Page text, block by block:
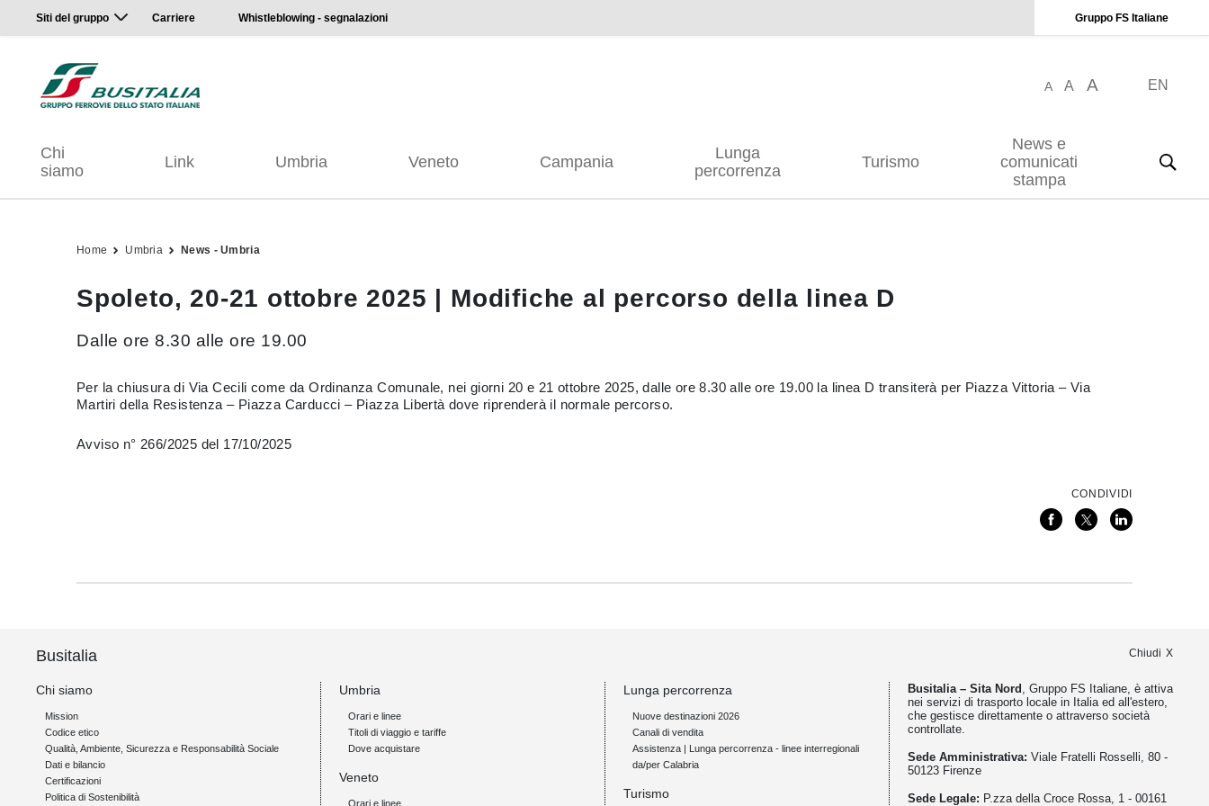
Siti del gruppo Carriere Whistleblowing - segnalazioni Gruppo FS Italiane
A A A EN
Chi
siamo
Link Umbria Veneto Campania
Lunga
percorrenza
Turismo
News e
comunicati
stampa
Home Umbria News - Umbria
Spoleto, 20-21 ottobre 2025 | Modifiche al percorso della linea D
Dalle ore 8.30 alle ore 19.00
Per la chiusura di Via Cecili come da Ordinanza Comunale, nei giorni 20 e 21 ottobre 2025, dalle ore 8.30 alle ore 19.00 la linea D transiterà per Piazza Vittoria – Via
Martiri della Resistenza – Piazza Carducci – Piazza Libertà dove riprenderà il normale percorso.
Avviso n° 266/2025 del 17/10/2025
CONDIVIDI
Busitalia Chiudi
Chi siamo
Mission
Codice etico
Qualità, Ambiente, Sicurezza e Responsabilità Sociale
Dati e bilancio
Certificazioni
Politica di Sostenibilità
Umbria
Orari e linee
Titoli di viaggio e tariffe
Dove acquistare
Veneto
Orari e linee
Lunga percorrenza
Nuove destinazioni 2026
Canali di vendita
Assistenza | Lunga percorrenza - linee interregionali
da/per Calabria
Turismo
Busitalia – Sita Nord , Gruppo FS Italiane, è attiva
nei servizi di trasporto locale in Italia ed all'estero,
che gestisce direttamente o attraverso società
controllate.
Sede Amministrativa: Viale Fratelli Rosselli, 80 -
50123 Firenze
Sede Legale: P.zza della Croce Rossa, 1 - 00161